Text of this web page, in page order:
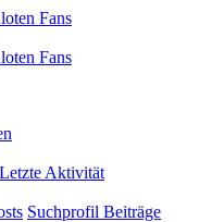
Letzte Aktivität
Suchprofil Beiträge